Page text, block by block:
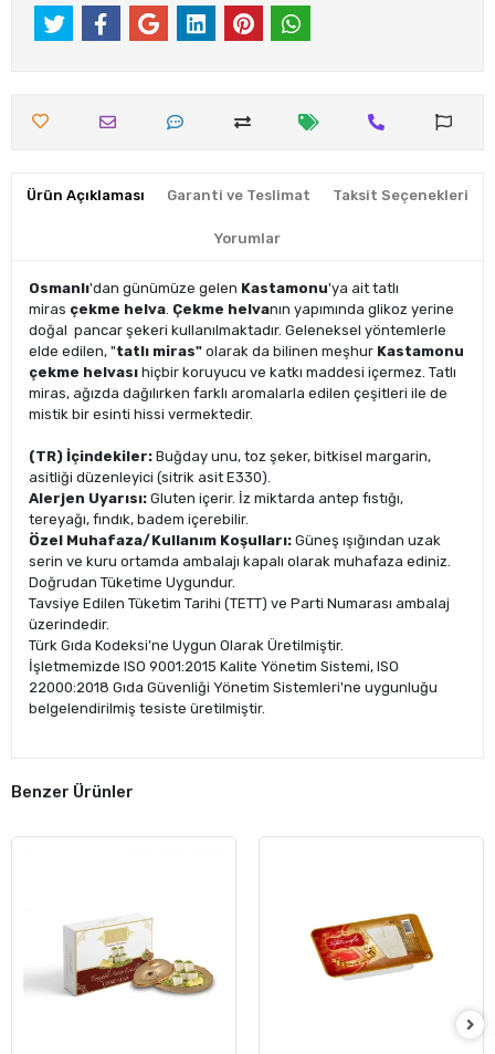
Ürün Açıklaması Garanti ve Teslimat Taksit Seçenekleri
Yorumlar
Osmanlı'dan günümüze gelen Kastamonu'ya ait tatlı
miras çekme helva Çekme helvanın yapımında glikoz yerine
doğal pancar şekeri kullanılmaktadır. Geleneksel yöntemlerle
elde edilen, "tatlı miras" olarak da bilinen meşhur Kastamonu
çekme helvası hiçbir koruyucu ve katkı maddesi içermez. Tatlı
miras, ağızda dağılırken farklı aromalarla edilen çeşitleri ile de
mistik bir esinti hissi vermektedir.
(TR) İçindekiler: Buğday unu, toz şeker, bitkisel margarin,
asitliği düzenleyici (sitrik asit E330).
Alerjen Uyarısı: Gluten içerir. İz miktarda antep fıstığı,
tereyağı, fındık, badem içerebilir.
Özel Muhafaza/Kullanım Koşulları: Güneş ışığından uzak
serin ve kuru ortamda ambalajı kapalı olarak muhafaza ediniz.
Doğrudan Tüketime Uygundur.
Tavsiye Edilen Tüketim Tarihi (TETT) ve Parti Numarası ambalaj
üzerindedir.
Türk Gıda Kodeksi’ne Uygun Olarak Üretilmiştir.
İşletmemizde ISO 9001:2015 Kalite Yönetim Sistemi, ISO
22000:2018 Gıda Güvenliği Yönetim Sistemleri'ne uygunluğu
belgelendirilmiş tesiste üretilmiştir.
Benzer Ürünler